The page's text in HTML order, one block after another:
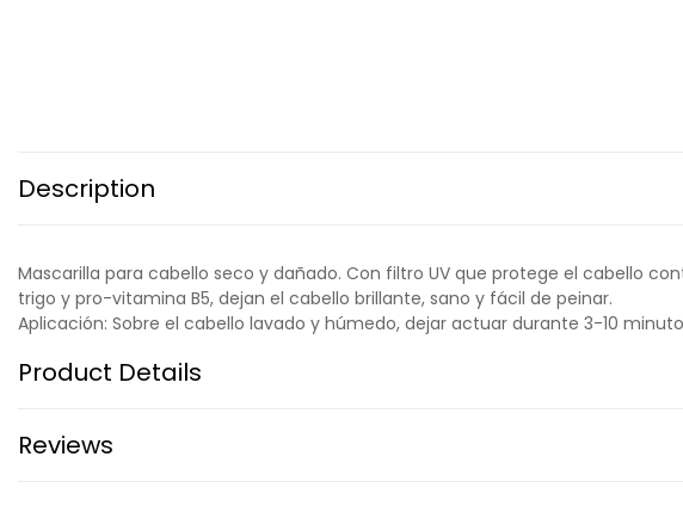
Description
Mascarilla para cabello seco y dañado. Con filtro UV que protege el cabello
trigo y pro-vitamina B5, dejan el cabello brillante, sano y fácil de peinar.
Aplicación: Sobre el cabello lavado y húmedo, dejar actuar durante 3-10
Product Details
Reviews